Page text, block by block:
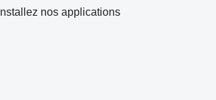
Installez nos applications